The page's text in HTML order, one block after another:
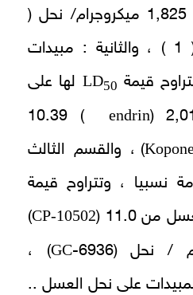
) - 1,825 ميكروجرام/ نحل (
) جدول ( 1 ) ، والثانية : مبيدات
قيمة
LD50
لها على
endrin
) 10.39
) ، والقسم الثالث
نسبيا ، وتتراوح قيمة
من 11.0 ( CP-10502
)
GC) ،
على نحل العسل ..